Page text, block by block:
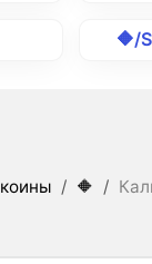
🔶/
/ 🔶 /